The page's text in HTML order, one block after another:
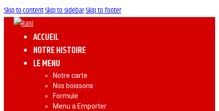
Skip to contentSkip to sidebarSkip to footer
ACCUEIL
NOTRE HISTOIRE
LE MENU
Notre carte
Nos boissons
Formule
Menu a Emporter